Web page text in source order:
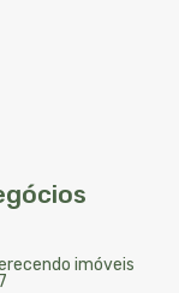
imóveis